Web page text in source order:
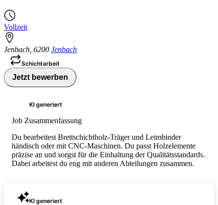
Vollzeit
Jenbach 6200 Jenbach
Schichtarbeit
Jetzt bewerben
KI generiert
Job Zusammenfassung
Du bearbeitest Brettschichtholz-Träger und Leimbinder
händisch oder mit CNC-Maschinen. Du passt Holzelemente
präzise an und sorgst für die Einhaltung der Qualitätsstandards.
Dabei arbeitest du eng mit anderen Abteilungen zusammen.
KI generiert